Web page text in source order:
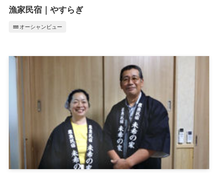
漁家民宿｜やすらぎ
water オーシャンビュー